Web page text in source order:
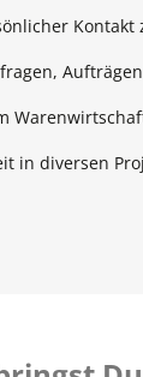
Kontakt
in diversen